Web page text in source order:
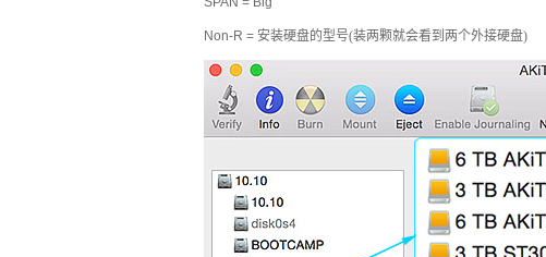
Non-R = 安装硬盘的型号(装两颗就会看到两个外接硬盘)